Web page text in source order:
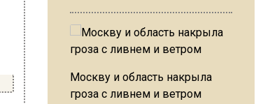
Москву и область накрыла
гроза с ливнем и ветром